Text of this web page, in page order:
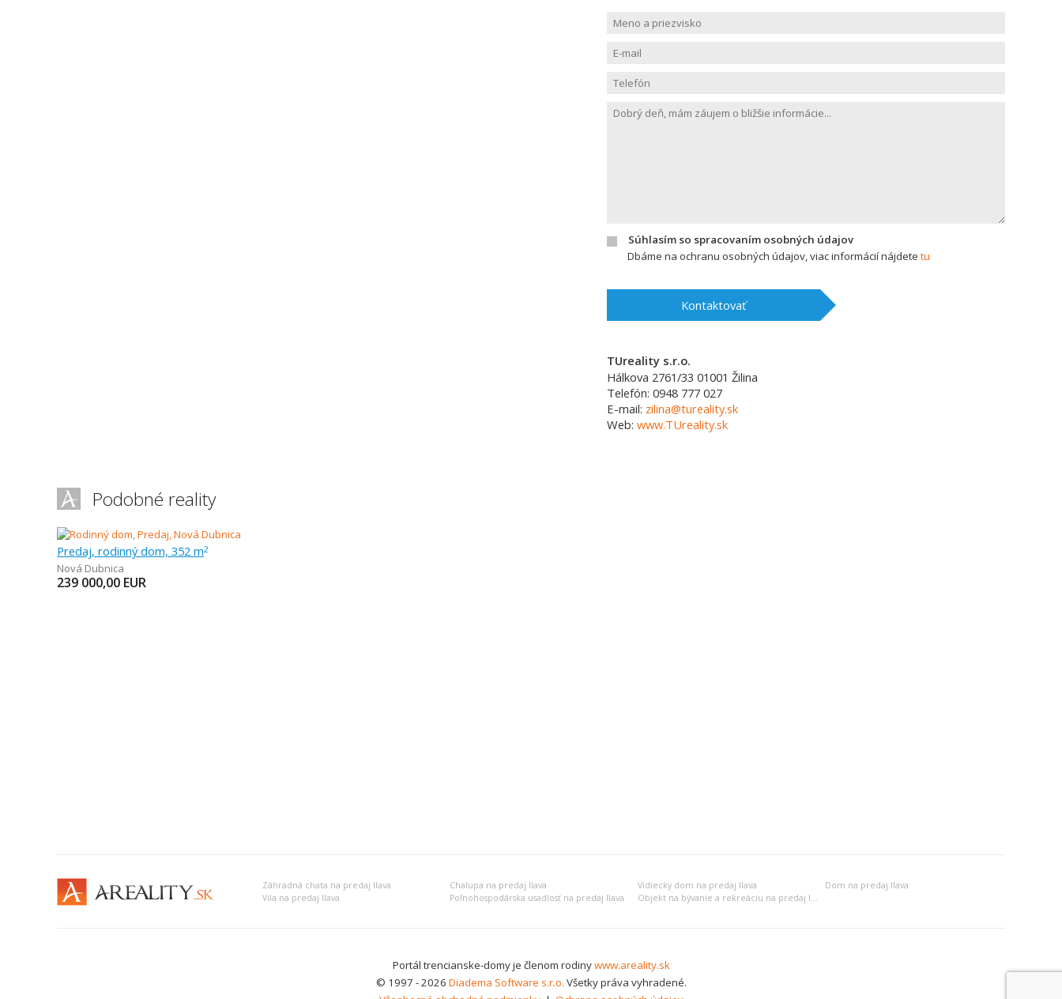
Súhlasím so spracovaním osobných údajov
Dbáme na ochranu osobných údajov, viac informácií nájdete tu
Kontaktovať
TUreality s.r.o.
Hálkova 2761/33 01001 Žilina
Telefón: 0948 777 027
E-mail: zilina@tureality.sk
Web: www.TUreality.sk
Podobné reality
Predaj, rodinný dom, 352 m2
Nová Dubnica
239 000,00 EUR
Záhradná chata na predaj Ilava Chalupa na predaj Ilava Vidiecky dom na predaj Ilava
Dom na predaj Ilava
Vila na predaj Ilava
Poľnohospodárska usadlosť na predaj Ilava Objekt na bývanie a rekreáciu na predaj Ilava
Portál trencianske-domy je členom rodinywww.areality.sk
© 1997 - 2026 Diadema Software s.r.o. Všetky práva vyhradené.